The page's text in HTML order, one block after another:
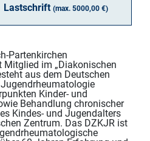
Lastschrift (max. 5000,00 €)
Partenkirchen
im „Diakonischen
aus dem Deutschen
Kinder- und
Behandlung chronischer
Kindes- und Jugendalters
Zentrum. Das DZKJR ist